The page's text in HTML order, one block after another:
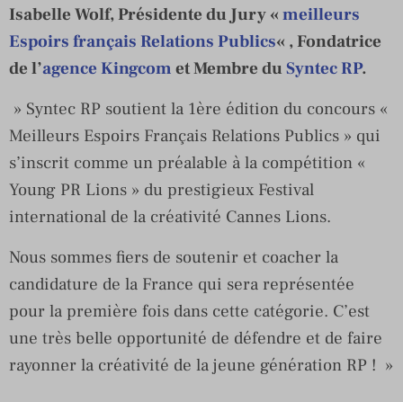
Isabelle Wolf, Présidente du Jury « meilleurs
Espoirs français Relations Publics« , Fondatrice
de l’agence Kingcom et Membre du Syntec RP.
» Syntec RP soutient la 1ère édition du concours «
Meilleurs Espoirs Français Relations Publics » qui
s’inscrit comme un préalable à la compétition «
Young PR Lions » du prestigieux Festival
international de la créativité Cannes Lions.
Nous sommes fiers de soutenir et coacher la
candidature de la France qui sera représentée
pour la première fois dans cette catégorie. C’est
une très belle opportunité de défendre et de faire
rayonner la créativité de la jeune génération RP ! »